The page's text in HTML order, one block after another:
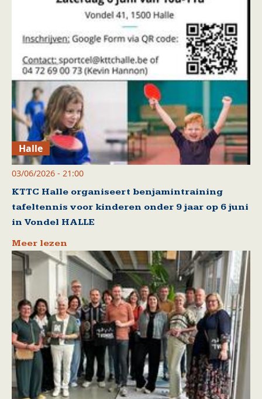
Halle
03/06/2026 - 21:00
KTTC Halle organiseert benjamintraining
tafeltennis voor kinderen onder 9 jaar op 6 juni
in Vondel HALLE
Meer lezen